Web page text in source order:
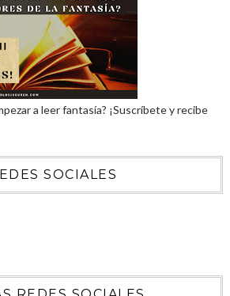
a leer fantasía? ¡Suscríbete y recibe
SOCIALES